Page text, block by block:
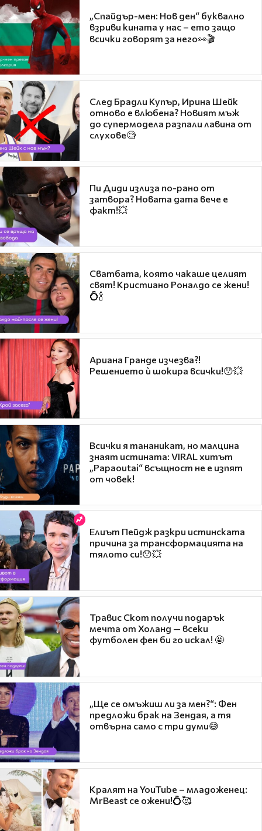
„Спайдър-мен: Нов ден“ буквално
взриви кината у нас – ето защо
всички говорят за него👀🎬
След Брадли Купър, Ирина Шейк
отново е влюбена? Новият мъж
до супермодела разпали лавина от
слухове🧐
Пи Диди излиза по-рано от
затвора? Новата дата вече е
факт!💥
Сватбата, която чакаше целият
свят! Кристиано Роналдо се жени!
💍🍾
Ариана Гранде изчезва?!
Решението ѝ шокира всички!😯💥
Всички я тананикат, но малцина
знаят истината: VIRAL хитът
„Papaoutai“ всъщност не е изпят
от човек!
Елиът Пейдж разкри истинската
причина за трансформацията на
тялото си!😯💥
Травис Скот получи подарък
мечта от Холанд — всеки
футболен фен би го искал! 🤩
„Ще се омъжиш ли за мен?“: Фен
предложи брак на Зендая, а тя
отвърна само с три думи😅
Кралят на YouTube – младоженец:
MrBeast се ожени!💍🥰